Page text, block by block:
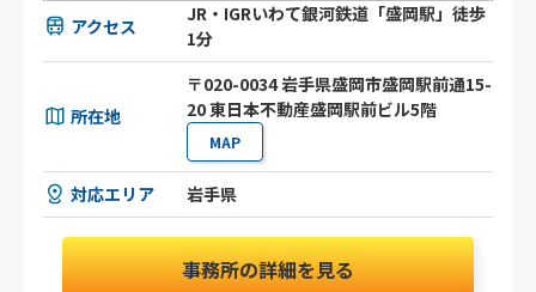
アクセス
JR・IGRいわて銀河鉄道「盛岡駅」徒歩
1分
所在地
〒020-0034 岩手県盛岡市盛岡駅前通15-
20 東日本不動産盛岡駅前ビル5階
MAP
対応エリア 岩手県
事務所の詳細を見る